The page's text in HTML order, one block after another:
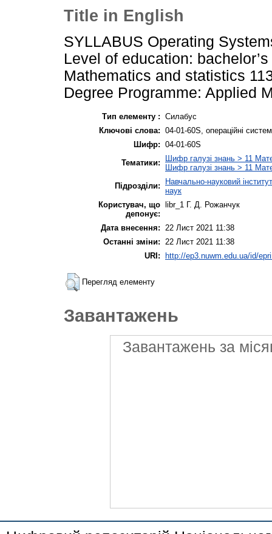
Title in English
SYLLABUS Operating
Level of education:
Mathematics and statistics
Degree Programme: Applied
Тип елементу : Силабус
Ключові слова: 04-01-60S, операційні
Шифр: 04-01-60S
Тематики:
Шифр галузі знань > 11
Шифр галузі знань > 11
Підрозділи:
Навчально-науковий
наук
Користувач, що
депонує:
libr_1 Г. Д. Рожанчук
Дата внесення: 22 Лист 2021 11:38
Останні зміни: 22 Лист 2021 11:38
URI:
http://ep3.nuwm.edu.ua/id/
Перегляд елементу
Завантажень
Завантажень за